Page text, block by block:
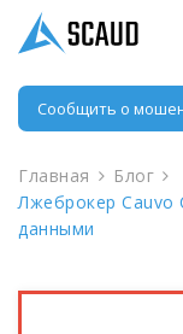
Сообщить о
Главная
Блог
Лжеброкер Cauvo
данными